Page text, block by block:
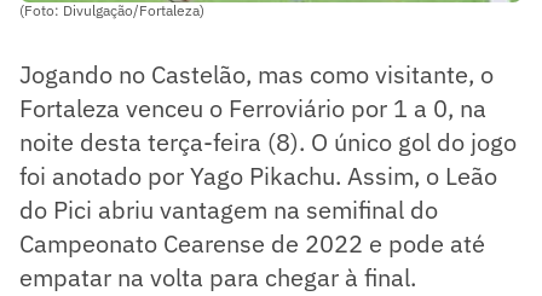
(Foto: Divulgação/Fortaleza)
Jogando no Castelão, mas como visitante, o
Fortaleza venceu o Ferroviário por 1 a 0, na
noite desta terça-feira (8). O único gol do jogo
foi anotado por Yago Pikachu. Assim, o Leão
do Pici abriu vantagem na semifinal do
Campeonato Cearense de 2022 e pode até
empatar na volta para chegar à final.